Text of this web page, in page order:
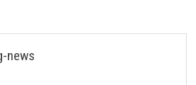
news